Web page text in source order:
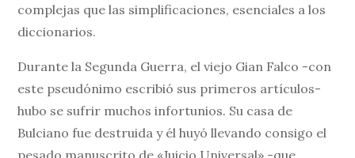
complejas que las simplificaciones, esenciales a los
diccionarios.
Durante la Segunda Guerra, el viejo Gian Falco -con
este pseudónimo escribió sus primeros artículos-
hubo se sufrir muchos infortunios. Su casa de
Bulciano fue destruida y él huyó llevando consigo el
pesado manuscrito de «Juicio Universal» -que